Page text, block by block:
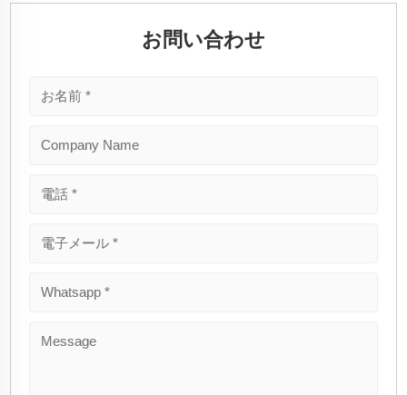
お問い合わせ